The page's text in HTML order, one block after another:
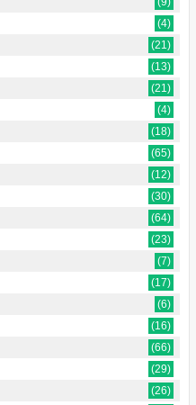
(4)
(21)
(13)
(21)
(4)
(18)
(65)
(12)
(30)
(64)
(23)
(7)
(17)
(6)
(16)
(66)
(29)
(26)